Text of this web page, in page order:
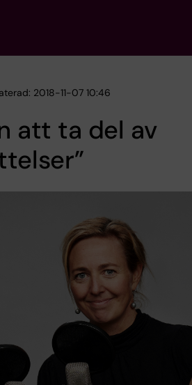
2018-11-07 10:46
att ta del av